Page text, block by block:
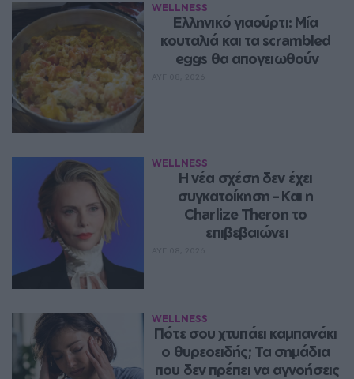
WELLNESS
Ελληνικό γιαούρτι: Μία
κουταλιά και τα scrambled
eggs θα απογειωθούν
WELLNESS
Η νέα σχέση δεν έχει
συγκατοίκηση – Και η
Charlize Theron το
επιβεβαιώνει
WELLNESS
Πότε σου χτυπάει καμπανάκι
ο θυρεοειδής; Τα σημάδια
που δεν πρέπει να αγνοήσεις